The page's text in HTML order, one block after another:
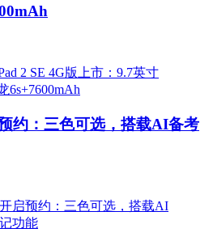
约：三色可选，搭载AI备考